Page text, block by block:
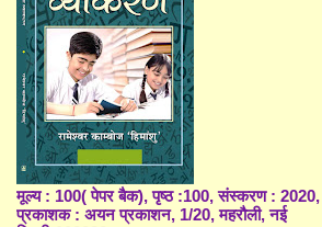
मूल्य : 100( पेपर बैक), पृष्ठ :100, संस्करण : 2020,
प्रकाशक : अयन प्रकाशन, 1/20, महरौली, नई